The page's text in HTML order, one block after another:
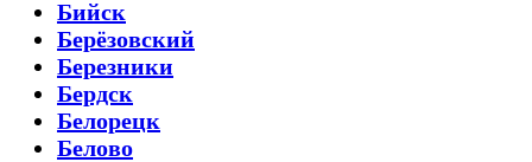
Бийск
Берёзовский
Березники
Бердск
Белорецк
Белово